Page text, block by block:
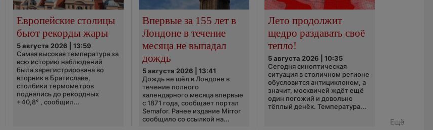
Европейские столицы
бьют рекорды жары
5 августа 2026 | 13:59
Самая высокая температура за
всю историю наблюдений
была зарегистрирована во
вторник в Братиславе,
столбики термометров
поднялись до рекордных
+40,8° , сообщил...
Впервые за 155 лет в
Лондоне в течение
месяца не выпадал
дождь
5 августа 2026 | 13:41
Дождь не шёл в Лондоне в
течение полного
календарного месяца впервые
с 1871 года, сообщает портал
Semafor. Ранее издание Mirror
сообщило со ссылкой на...
Лето продолжит
щедро раздавать своё
тепло!
5 августа 2026 | 10:35
Сегодня синоптическая
ситуация в столичном регионе
обусловится антициклоном, а
значит, москвичей ждёт ещё
один погожий и довольно
тёплый денёк. Температура...
Ещё